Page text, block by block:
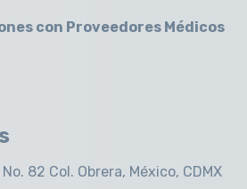
con Proveedores Médicos
82 Col. Obrera, México, CDMX